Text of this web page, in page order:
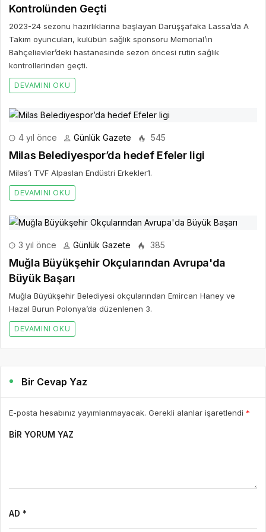
Kontrolünden Geçti
2023-24 sezonu hazırlıklarına başlayan Darüşşafaka Lassa’da A
Takım oyuncuları, kulübün sağlık sponsoru Memorial’ın
Bahçelievler’deki hastanesinde sezon öncesi rutin sağlık
kontrollerinden geçti.
DEVAMINI OKU
4 yıl önce Günlük Gazete 545
Milas Belediyespor’da hedef Efeler ligi
Milas’ı TVF Alpaslan Endüstri Erkekler1.
DEVAMINI OKU
3 yıl önce Günlük Gazete 385
Muğla Büyükşehir Okçularından Avrupa'da
Büyük Başarı
Muğla Büyükşehir Belediyesi okçularından Emircan Haney ve
Hazal Burun Polonya’da düzenlenen 3.
DEVAMINI OKU
Bir Cevap Yaz
E-posta hesabınız yayımlanmayacak. Gerekli alanlar işaretlendi *
BIR YORUM YAZ
AD *